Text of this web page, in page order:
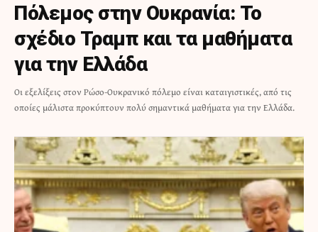
Πόλεμος στην Ουκρανία: Το
σχέδιο Τραμπ και τα μαθήματα
για την Ελλάδα
Οι εξελίξεις στον Ρώσο-Ουκρανικό πόλεμο είναι καταιγιστικές, από τις
οποίες μάλιστα προκύπτουν πολύ σημαντικά μαθήματα για την Ελλάδα.